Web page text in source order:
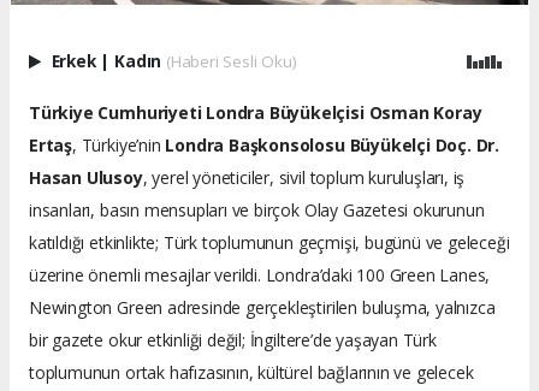
Erkek | Kadın (Haberi Sesli Oku)
Türkiye Cumhuriyeti Londra Büyükelçisi Osman Koray
Ertaş, Türkiye’nin Londra Başkonsolosu Büyükelçi Doç. Dr.
Hasan Ulusoy, yerel yöneticiler, sivil toplum kuruluşları, iş
insanları, basın mensupları ve birçok Olay Gazetesi okurunun
katıldığı etkinlikte; Türk toplumunun geçmişi, bugünü ve geleceği
üzerine önemli mesajlar verildi. Londra’daki 100 Green Lanes,
Newington Green adresinde gerçekleştirilen buluşma, yalnızca
bir gazete okur etkinliği değil; İngiltere’de yaşayan Türk
toplumunun ortak hafızasının, kültürel bağlarının ve gelecek